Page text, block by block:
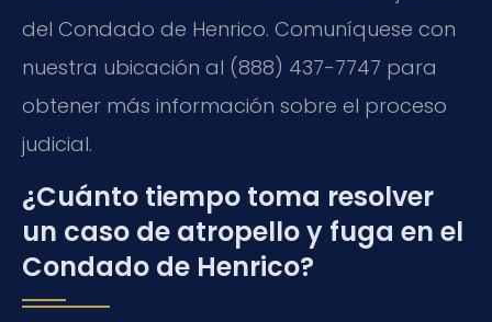
del Condado de Henrico. Comuníquese con
nuestra ubicación al (888) 437-7747 para
obtener más información sobre el proceso
judicial.
¿Cuánto tiempo toma resolver
un caso de atropello y fuga en el
Condado de Henrico?